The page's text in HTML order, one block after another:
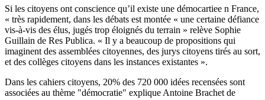
Si les citoyens ont conscience qu’il existe une démocartiee n France,
« très rapidement, dans les débats est montée « une certaine défiance
vis-à-vis des élus, jugés trop éloignés du terrain » relève Sophie
Guillain de Res Publica. « Il y a beaucoup de propositions qui
imaginent des assemblées citoyennes, des jurys citoyens tirés au sort,
et des collèges citoyens dans les instances existantes ».
Dans les cahiers citoyens, 20% des 720 000 idées recensées sont
associées au thème "démocratie" explique Antoine Brachet de